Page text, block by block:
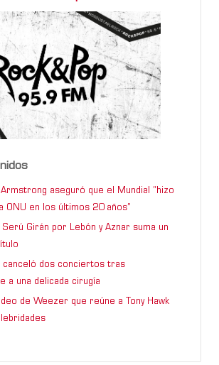
aseguró que el Mundial “hizo
ONU en los últimos 20 años”
Serú Girán por Lebón y Aznar suma un
dos conciertos tras
a una delicada cirugía
de Weezer que reúne a Tony Hawk